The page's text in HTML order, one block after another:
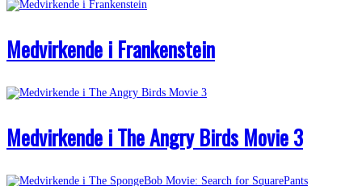
Medvirkende i Frankenstein
Medvirkende i The Angry Birds Movie 3